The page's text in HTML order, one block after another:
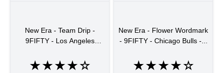
New Era - Team Drip -
9FIFTY - Los Angeles
★★★★☆
New Era - Flower Wordmark
- 9FIFTY - Chicago Bulls -...
★★★★☆